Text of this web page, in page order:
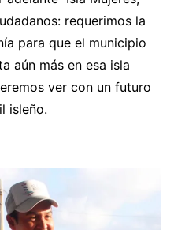
requerimos la
para que el municipio
aún más en esa isla
ver con un futuro
isleño.